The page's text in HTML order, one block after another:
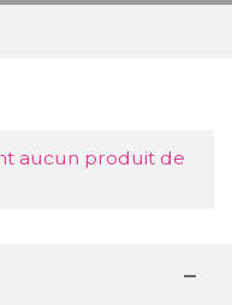
aucun produit de